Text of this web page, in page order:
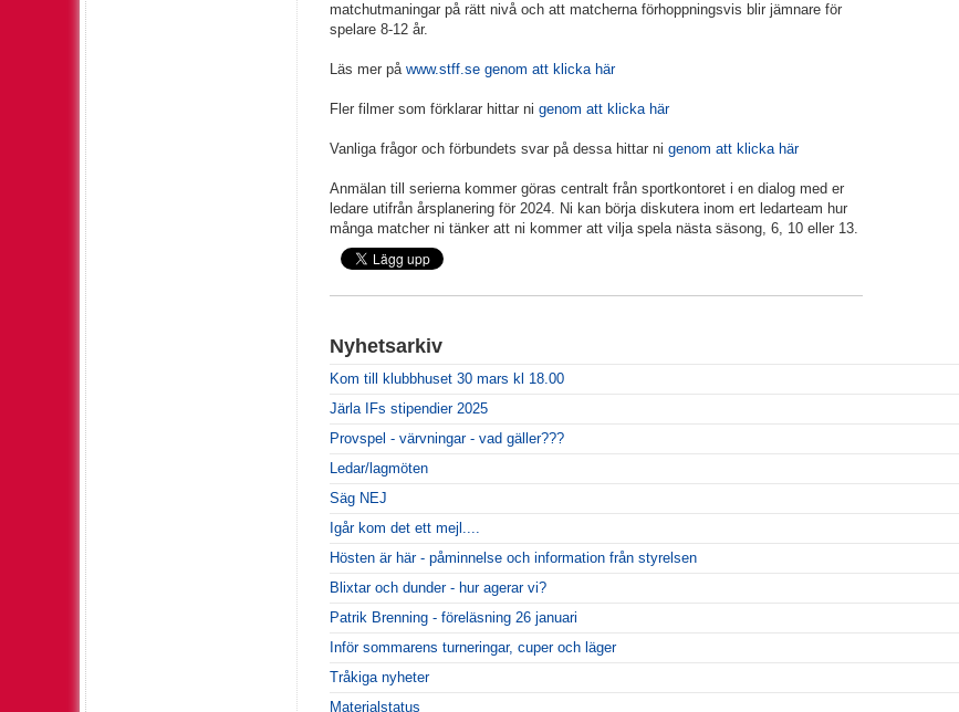
matchutmaningar på rätt nivå och att matcherna förhoppningsvis blir jämnare för
spelare 8-12 år.
Läs mer på www.stff.se genom att klicka här
Fler filmer som förklarar hittar ni genom att klicka här
Vanliga frågor och förbundets svar på dessa hittar ni genom att klicka här
Anmälan till serierna kommer göras centralt från sportkontoret i en dialog med er
ledare utifrån årsplanering för 2024. Ni kan börja diskutera inom ert ledarteam hur
många matcher ni tänker att ni kommer att vilja spela nästa säsong, 6, 10 eller 13.
Nyhetsarkiv
Kom till klubbhuset 30 mars kl 18.00
Järla IFs stipendier 2025
Provspel - värvningar - vad gäller???
Ledar/lagmöten
Säg NEJ
Igår kom det ett mejl....
Hösten är här - påminnelse och information från styrelsen
Blixtar och dunder - hur agerar vi?
Patrik Brenning - föreläsning 26 januari
Inför sommarens turneringar, cuper och läger
Tråkiga nyheter
Materialstatus